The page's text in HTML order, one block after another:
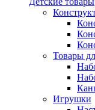
Товары
Игрушки